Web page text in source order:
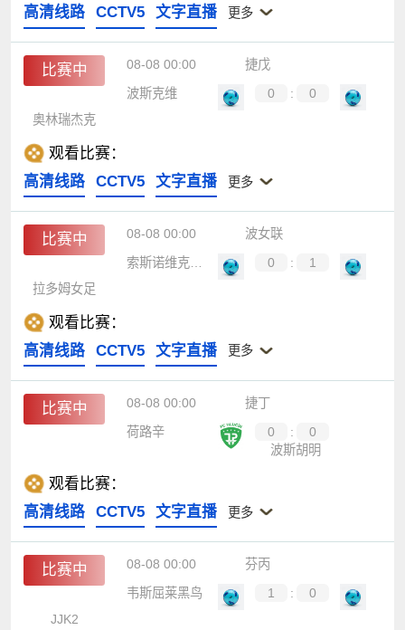
高清线路
CCTV5 文字直播 更多
比赛中 08-08 00:00
捷戊
波斯克维
0 :
0
奥林瑞杰克
观看比赛：
高清线路
CCTV5 文字直播 更多
比赛中 08-08 00:00
波女联
索斯诺维克女足B队
0 :
1
拉多姆女足
观看比赛：
高清线路
CCTV5 文字直播 更多
比赛中 08-08 00:00
捷丁
荷路辛
0 :
0
波斯胡明
观看比赛：
高清线路
CCTV5 文字直播 更多
比赛中 08-08 00:00
芬丙
韦斯屈莱黑鸟
1 :
0
JJK2